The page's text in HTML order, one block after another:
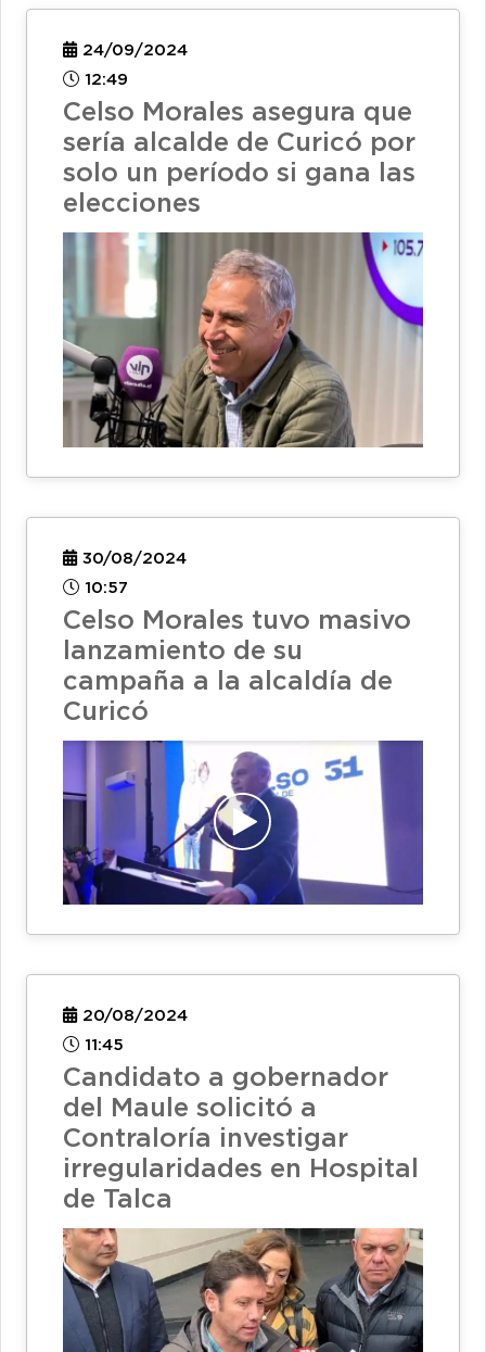
24/09/2024
12:49
Celso Morales asegura que
sería alcalde de Curicó por
solo un período si gana las
elecciones
30/08/2024
10:57
Celso Morales tuvo masivo
lanzamiento de su
campaña a la alcaldía de
Curicó
20/08/2024
11:45
Candidato a gobernador
del Maule solicitó a
Contraloría investigar
irregularidades en Hospital
de Talca